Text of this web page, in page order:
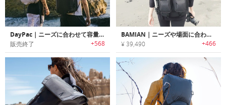
DayPac｜ニーズに合わせて容量を拡張可能なバックパック「デイパック」
販売終了 +568
BAMIAN｜ニーズや場面に合わせた調整が可能なMolleシステムバックパック「バミアン」
¥ 39,490 +466